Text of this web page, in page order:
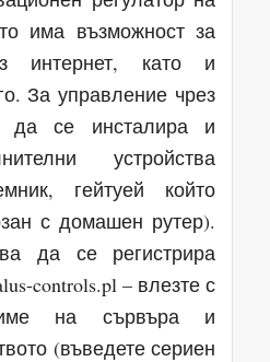
има възможност за
интернет, като и
За управление чрез
да се инсталира и
устройства
гейтуей който
с домашен рутер).
да се регистрира
controls.pl – влезте с
име на сървъра и
(въведете сериен